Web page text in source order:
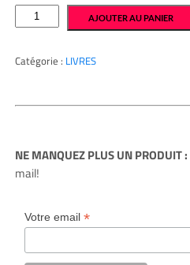
quantité
de
estimez
votre
Stephen
AJOUTER AU PANIER
Catégorie : LIVRES
NE MANQUEZ PLUS UN PRODUIT :
mail!
Votre email *